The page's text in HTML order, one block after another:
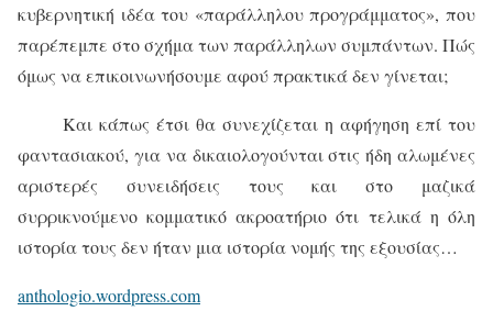
κυβερνητική ιδέα του «παράλληλου προγράμματος», που
παρέπεμπε στο σχήμα των παράλληλων συμπάντων. Πώς
όμως να επικοινωνήσουμε αφού πρακτικά δεν γίνεται;
Και κάπως έτσι θα συνεχίζεται η αφήγηση επί του
φαντασιακού, για να δικαιολογούνται στις ήδη αλωμένες
αριστερές συνειδήσεις τους και στο μαζικά
συρρικνούμενο κομματικό ακροατήριο ότι τελικά η όλη
ιστορία τους δεν ήταν μια ιστορία νομής της εξουσίας…
anthologio.wordpress.com